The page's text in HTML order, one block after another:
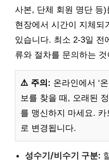
사본, 단체 회원 명단 등
현장에서 시간이 지체되
있습니다. 최소 2-3일 전
류와 절차를 문의하는
⚠️ 주의: 온라인에서 ‘
보를 찾을 때, 오래된
를 맹신하지 마세요.
로 변경됩니다.
성수기/비수기 구분: